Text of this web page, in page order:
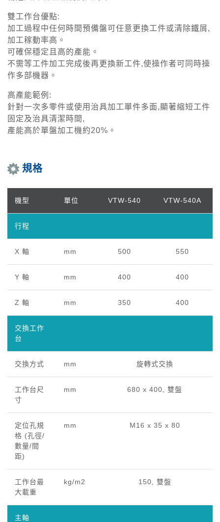
雙工作台優點:
加工過程中任何時間預備盤可任意更換工件或清除鐵屑,
加工稼動率高。
可確保穩定且高的產能。
不需等工件加工完成後再更換新工件,使操作者可同時操
作多部機器。
高產能範例:
針對一次多零件或使用治具加工單件多面,顯著縮短工件
固定及治具清潔時間,
產能高於單盤加工機約20%。
規格
機型 單位 VTW-540 VTW-540A
行程
X 軸 mm 500 550
Y 軸 mm 400 400
Z 軸 mm 350 400
交換工作
台
交換方式 mm 旋轉式交換
工作台尺
寸
mm 680 x 400, 雙盤
定位孔規
格 (孔徑/
數量/間
距)
mm M16 x 35 x 80
工作台最
大載重
kg/m2 150, 雙盤
主軸